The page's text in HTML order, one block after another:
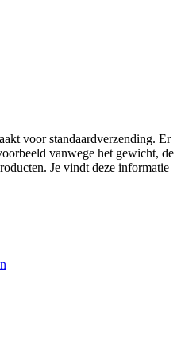
voor standaardverzending. Er
vanwege het gewicht, de
Je vindt deze informatie